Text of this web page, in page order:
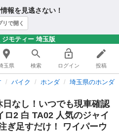
報を見逃さない！
リで開く
モティー 埼玉版
玉県 検索 ログイン 投稿
バイク ホンダ 埼玉県のホンダ
なし！いつでも現車確認
2 白 TA02 人気のジャイ
ぎ足すだけ！ ワイパーウ